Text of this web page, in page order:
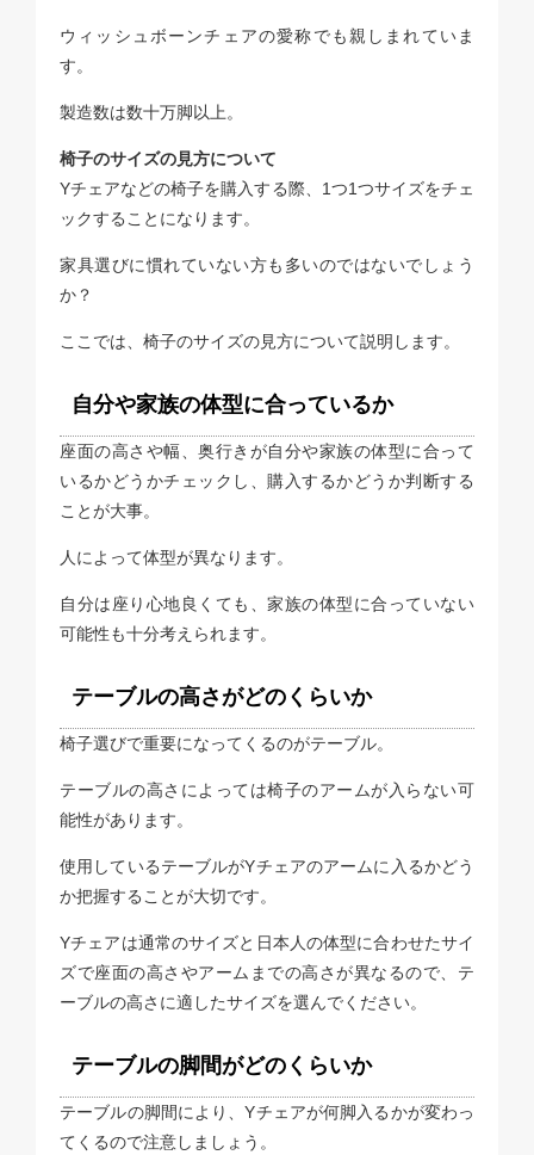
ウィッシュボーンチェアの愛称でも親しまれていま
す。
製造数は数十万脚以上。
椅子のサイズの見方について
Yチェアなどの椅子を購入する際、1つ1つサイズをチェ
ックすることになります。
家具選びに慣れていない方も多いのではないでしょう
か？
ここでは、椅子のサイズの見方について説明します。
自分や家族の体型に合っているか
座面の高さや幅、奥行きが自分や家族の体型に合って
いるかどうかチェックし、購入するかどうか判断する
ことが大事。
人によって体型が異なります。
自分は座り心地良くても、家族の体型に合っていない
可能性も十分考えられます。
テーブルの高さがどのくらいか
椅子選びで重要になってくるのがテーブル。
テーブルの高さによっては椅子のアームが入らない可
能性があります。
使用しているテーブルがYチェアのアームに入るかどう
か把握することが大切です。
Yチェアは通常のサイズと日本人の体型に合わせたサイ
ズで座面の高さやアームまでの高さが異なるので、テ
ーブルの高さに適したサイズを選んでください。
テーブルの脚間がどのくらいか
テーブルの脚間により、Yチェアが何脚入るかが変わっ
てくるので注意しましょう。